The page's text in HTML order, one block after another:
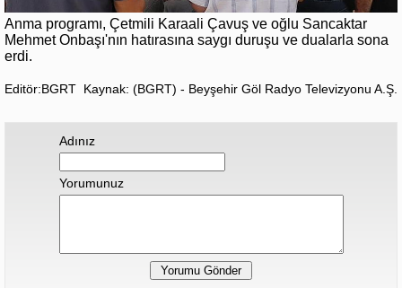
Anma programı, Çetmili Karaali Çavuş ve oğlu Sancaktar
Mehmet Onbaşı'nın hatırasına saygı duruşu ve dualarla sona
erdi.
Editör:BGRT Kaynak: (BGRT) - Beyşehir Göl Radyo Televizyonu A.Ş.
Adınız
Yorumunuz